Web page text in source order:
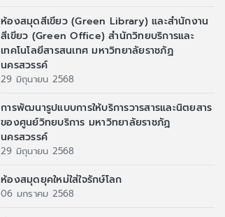
ห้องสมุดสีเขียว (Green Library) และสำนักงาน
สีเขียว (Green Office) สำนักวิทยบริการและ
เทคโนโลยีสารสนเทศ มหาวิทยาลัยราชภัฏ
นครสวรรค์
29 มิถุนายน 2568
การพัฒนารูปแบบการให้บริการวารสารและนิตยสาร
ของศูนย์วิทยบริการ มหาวิทยาลัยราชภัฏ
นครสวรรค์
29 มิถุนายน 2568
ห้องสมุดยุคใหม่ใส่ใจรักษ์โลก
06 มกราคม 2568